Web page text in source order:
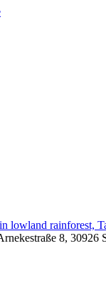
8, 30926